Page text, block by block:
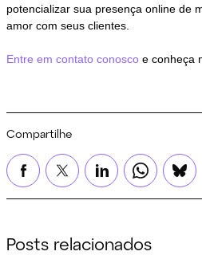
potencializar sua presença online de
amor com seus clientes.
Entre em contato conosco e conheça
Compartilhe
Posts relacionados